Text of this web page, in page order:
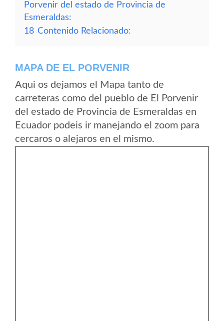
Porvenir del estado de Provincia de
Esmeraldas:
18 Contenido Relacionado:
MAPA DE EL PORVENIR
Aqui os dejamos el Mapa tanto de
carreteras como del pueblo de El Porvenir
del estado de Provincia de Esmeraldas en
Ecuador podeis ir manejando el zoom para
cercaros o alejaros en el mismo.